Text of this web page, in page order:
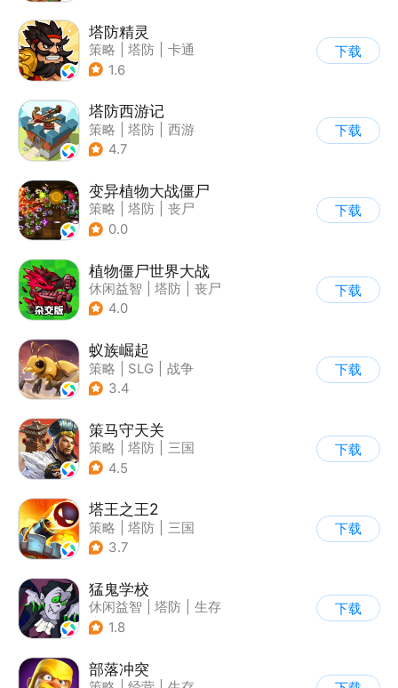
塔防精灵
策略 塔防
卡通
| 自走棋
1.6
下载
塔防西游记
策略 塔防
西游
| 萌系
4.7
下载
变异植物大战僵尸
策略 塔防
丧尸
| 卡通
0.0
下载
植物僵尸世界大战
休闲益智 塔防
丧尸
| 卡通
4.0
下载
蚁族崛起
策略 SLG
战争
| 卡通
3.4
下载
策马守天关
策略 塔防
三国
| 写实
4.5
下载
塔王之王2
策略 塔防
三国
| 中国风
3.7
下载
猛鬼学校
休闲益智 塔防
生存
| 暗黑
1.8
下载
部落冲突